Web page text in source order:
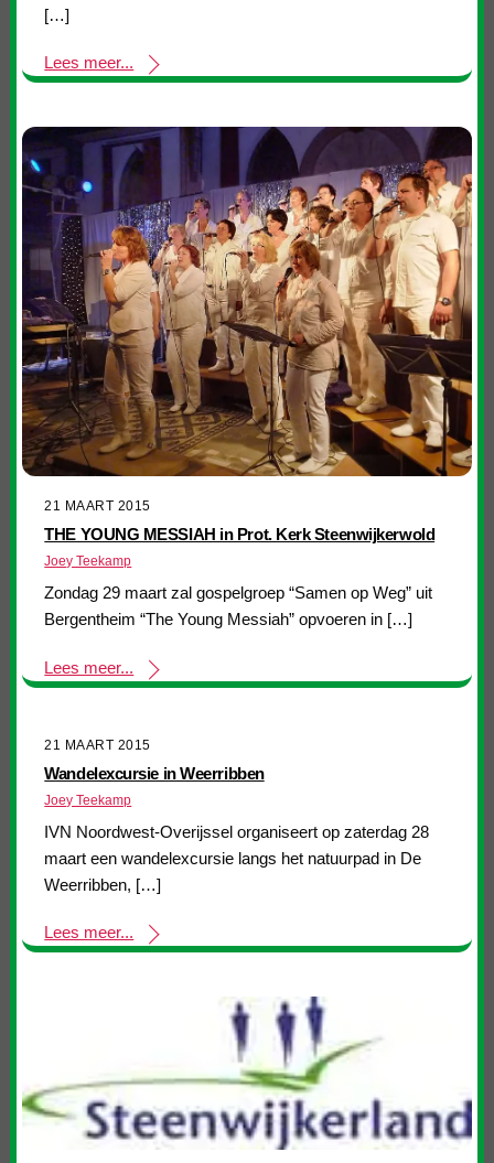
[…]
Lees meer...
21 MAART 2015
THE YOUNG MESSIAH in Prot. Kerk Steenwijkerwold
Joey Teekamp
Zondag 29 maart zal gospelgroep “Samen op Weg” uit
Bergentheim “The Young Messiah” opvoeren in […]
Lees meer...
21 MAART 2015
Wandelexcursie in Weerribben
Joey Teekamp
IVN Noordwest-Overijssel organiseert op zaterdag 28
maart een wandelexcursie langs het natuurpad in De
Weerribben, […]
Lees meer...